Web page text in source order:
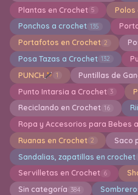
Plantas en Crochet 5 Polos
Ponchos a crochet 135
Portafotos en Crochet 2
Posa Tazas a Crochet 132
PUNCH 1 Puntillas de
Punto Intarsia a Crochet 3
Reciclando en Crochet 16
Ropa y Accesorios para Bebes
Ruanas en Crochet 2 Saco
Sandalias, zapatillas en crochet
Servilletas en Crochet 6
Sin categoría 384